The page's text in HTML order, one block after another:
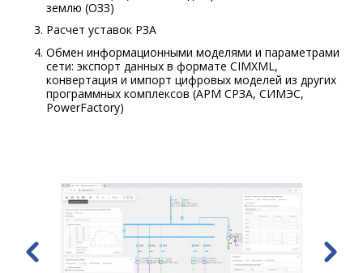
землю (ОЗЗ)
Расчет уставок РЗА
Обмен информационными моделями и параметрами
сети: экспорт данных в формате CIMXML,
конвертация и импорт цифровых моделей из других
программных комплексов (АРМ СРЗА, СИМЭС,
PowerFactory)